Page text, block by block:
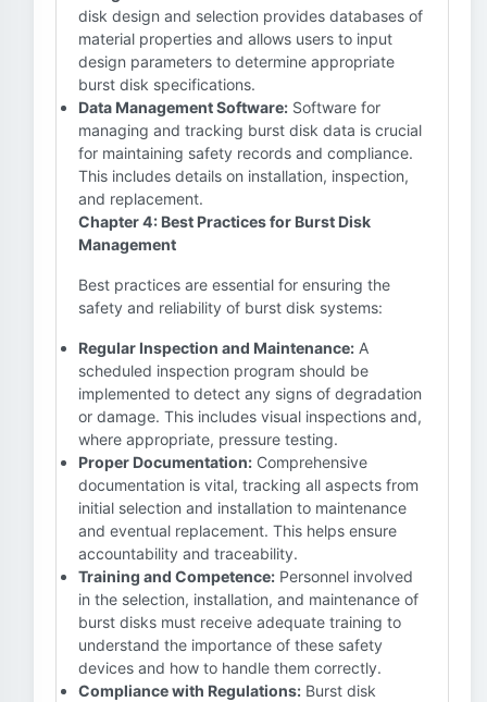
disk design and selection provides databases of
material properties and allows users to input
design parameters to determine appropriate
burst disk specifications.
Data Management Software: Software for
managing and tracking burst disk data is crucial
for maintaining safety records and compliance.
This includes details on installation, inspection,
and replacement.
Chapter 4: Best Practices for Burst Disk
Management
Best practices are essential for ensuring the
safety and reliability of burst disk systems:
Regular Inspection and Maintenance: A
scheduled inspection program should be
implemented to detect any signs of degradation
or damage. This includes visual inspections and,
where appropriate, pressure testing.
Proper Documentation: Comprehensive
documentation is vital, tracking all aspects from
initial selection and installation to maintenance
and eventual replacement. This helps ensure
accountability and traceability.
Training and Competence: Personnel involved
in the selection, installation, and maintenance of
burst disks must receive adequate training to
understand the importance of these safety
devices and how to handle them correctly.
Compliance with Regulations: Burst disk